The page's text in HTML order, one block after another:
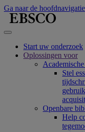
Ga naar de hoofdnavigatie
Start uw onderzoek
Oplossingen voor
Stel
Openbare
Help